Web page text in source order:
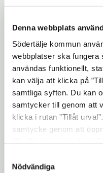
Denna webbplats
Södertälje kommun
webbplatser ska fungera
användas funktionellt,
kan välja att klicka på
samtliga syften. Du kan
samtycker till genom att
klicka i rutan ”Tillåt
samtycke genom att
leverantörer inhämtar
Nödvändiga
och DV Teater &
Tid: kl. 12.30–15.00.
Kultur och
centrum
Lördagen den 30
att få uttrycka sig
dans och teater.